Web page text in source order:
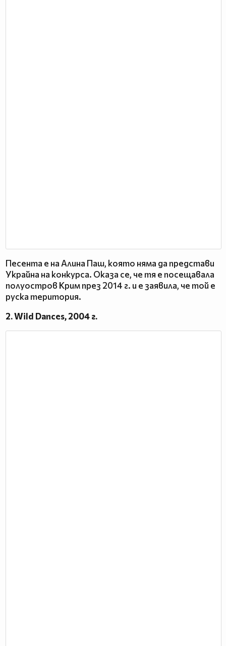
Песента е на Алина Паш, която няма да представи
Украйна на конкурса. Оказа се, че тя е посещавала
полуостров Крим през 2014 г. и е заявила, че той е
руска територия.
2. Wild Dances, 2004 г.